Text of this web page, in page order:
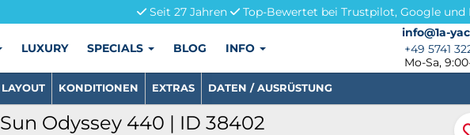
Seit 27 Jahren
Top-Bewertet bei Trustpilot, Google und
info@1a-
info@1a-
+49 5741
+49 5741
Mo-Sa,
LUXURY SPECIALS BLOG INFO
LAYOUT KONDITIONEN EXTRAS DATEN / AUSRÜSTUNG
Sun Odyssey 440 | ID 38402